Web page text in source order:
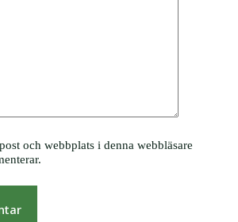
och webbplats i denna webbläsare